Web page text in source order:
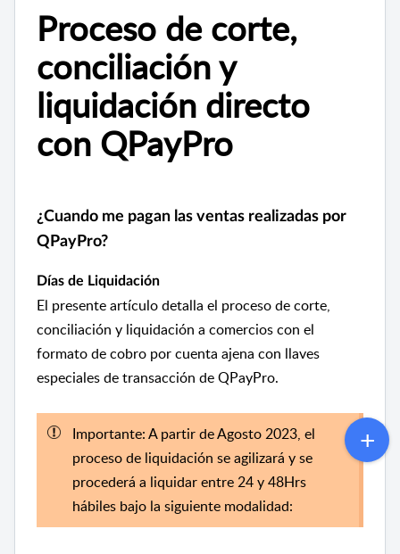
Proceso de corte,
conciliación y
liquidación directo
con QPayPro
¿Cuando me pagan las ventas realizadas por
QPayPro?
Días de Liquidación
El presente artículo detalla el proceso de corte,
conciliación y liquidación a comercios con el
formato de cobro por cuenta ajena con llaves
especiales de transacción de QPayPro.
Importante: A partir de Agosto 2023, el
proceso de liquidación se agilizará y se
procederá a liquidar entre 24 y 48Hrs
hábiles bajo la siguiente modalidad: